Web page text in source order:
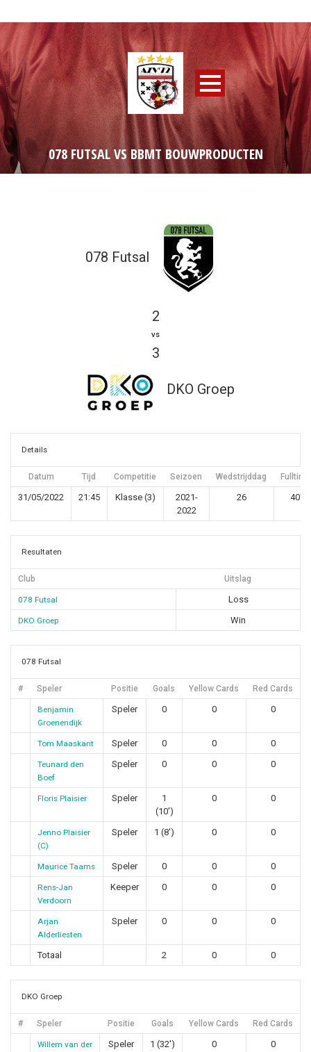
078 FUTSAL VS BBMT BOUWPRODUCTEN
078 Futsal
2
vs
3
DKO Groep
Details
Datum Tijd Competitie Seizoen Wedstrijddag Fulltime
31/05/2022 21:45 Klasse (3)
2021-
2022
26 40'
Resultaten
Club Uitslag
078 Futsal Loss
DKO Groep Win
078 Futsal
# Speler Positie Goals Yellow Cards Red Cards
Benjamin
Groenendijk
Speler 0 0 0
Tom Maaskant Speler 0 0 0
Teunard den
Boef
Speler 0 0 0
Floris Plaisier Speler
1
(10')
0 0
Jenno Plaisier
(C)
Speler 1 (8') 0 0
Maurice Taams Speler 0 0 0
Rens-Jan
Verdoorn
Keeper 0 0 0
Arjan
Alderliesten
Speler 0 0 0
Totaal 2 0 0
DKO Groep
# Speler Positie Goals Yellow Cards Red Cards
Willem van der
Speler 1 (32') 0 0